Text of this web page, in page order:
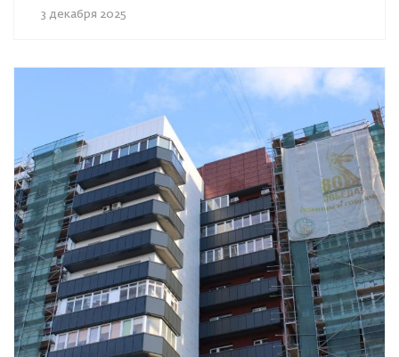
3 декабря 2025